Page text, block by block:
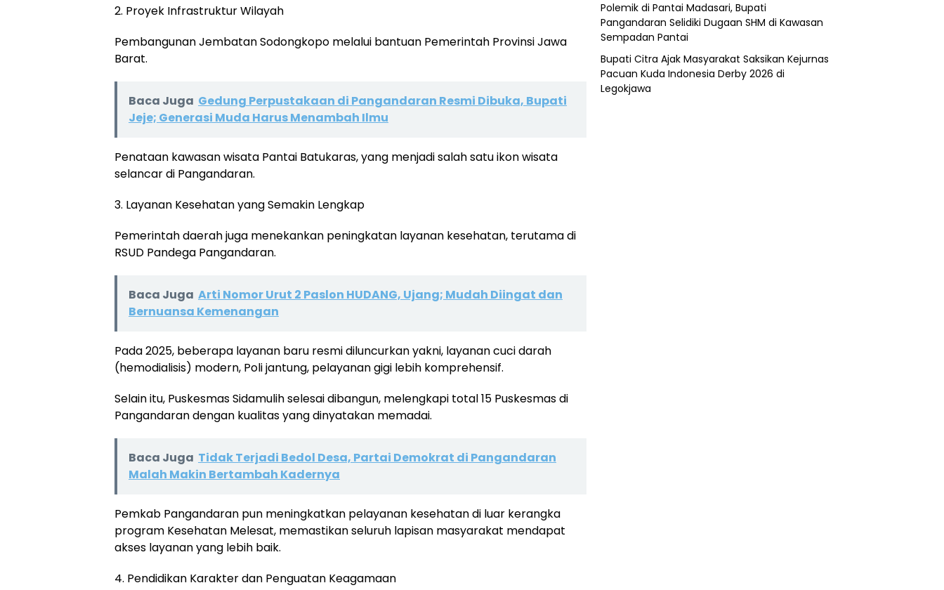
2. Proyek Infrastruktur Wilayah
Pembangunan Jembatan Sodongkopo melalui bantuan Pemerintah Provinsi Jawa
Barat.
Baca Juga Gedung Perpustakaan di Pangandaran Resmi Dibuka, Bupati
Jeje; Generasi Muda Harus Menambah Ilmu
Penataan kawasan wisata Pantai Batukaras, yang menjadi salah satu ikon wisata
selancar di Pangandaran.
3. Layanan Kesehatan yang Semakin Lengkap
Pemerintah daerah juga menekankan peningkatan layanan kesehatan, terutama di
RSUD Pandega Pangandaran.
Baca Juga Arti Nomor Urut 2 Paslon HUDANG, Ujang; Mudah Diingat dan
Bernuansa Kemenangan
Pada 2025, beberapa layanan baru resmi diluncurkan yakni, layanan cuci darah
(hemodialisis) modern, Poli jantung, pelayanan gigi lebih komprehensif.
Selain itu, Puskesmas Sidamulih selesai dibangun, melengkapi total 15 Puskesmas di
Pangandaran dengan kualitas yang dinyatakan memadai.
Baca Juga Tidak Terjadi Bedol Desa, Partai Demokrat di Pangandaran
Malah Makin Bertambah Kadernya
Pemkab Pangandaran pun meningkatkan pelayanan kesehatan di luar kerangka
program Kesehatan Melesat, memastikan seluruh lapisan masyarakat mendapat
akses layanan yang lebih baik.
4. Pendidikan Karakter dan Penguatan Keagamaan
Polemik di Pantai Madasari, Bupati
Pangandaran Selidiki Dugaan SHM di Kawasan
Sempadan Pantai
Bupati Citra Ajak Masyarakat Saksikan Kejurnas
Pacuan Kuda Indonesia Derby 2026 di
Legokjawa